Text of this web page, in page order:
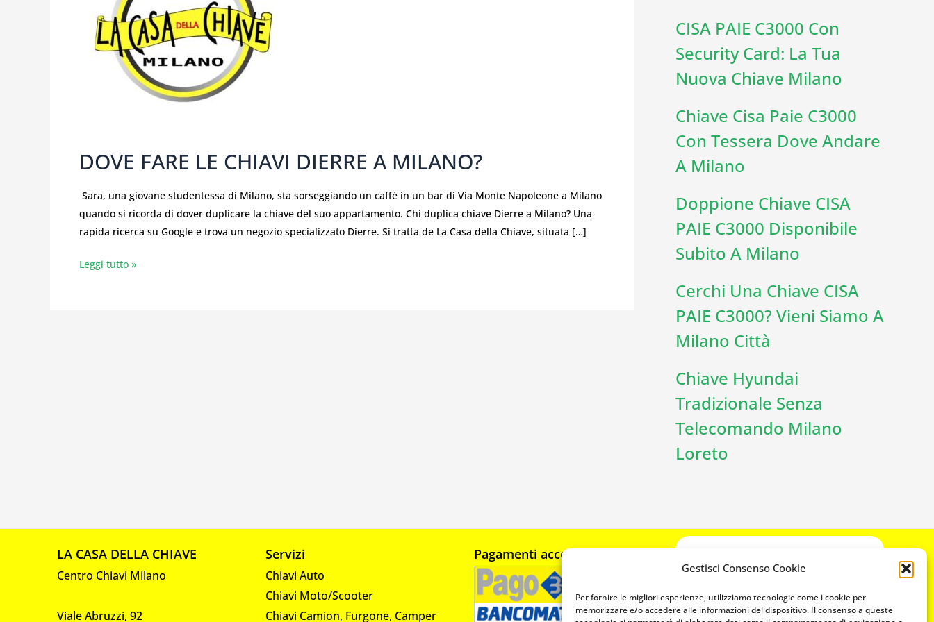
Gestisci Consenso Cookie
Per fornire le migliori esperienze, utilizziamo tecnologie come i cookie per
memorizzare e/o accedere alle informazioni del dispositivo. Il consenso a queste
DOVE FARE LE CHIAVI DIERRE A MILANO?
Sara, una giovane studentessa di Milano, sta sorseggiando un caffè in un bar di Via Monte Napoleone a Milano
quando si ricorda di dover duplicare la chiave del suo appartamento. Chi duplica chiave Dierre a Milano? Una
rapida ricerca su Google e trova un negozio specializzato Dierre. Si tratta de La Casa della Chiave, situata […]
MILANO?
Leggi tutto »
CISA PAIE C3000 Con
Security Card: La Tua
Nuova Chiave Milano
Chiave Cisa Paie C3000
Con Tessera Dove Andare
A Milano
Doppione Chiave CISA
PAIE C3000 Disponibile
Subito A Milano
Cerchi Una Chiave CISA
PAIE C3000? Vieni Siamo A
Milano Città
Chiave Hyundai
Tradizionale Senza
Telecomando Milano
Loreto
LA CASA DELLA CHIAVE
Centro Chiavi Milano
Viale Abruzzi, 92
Servizi
Chiavi Auto
Chiavi Moto/Scooter
Chiavi Camion, Furgone, Camper
Pagamenti accettati
349 3863811
chiavicodificate@gmail.com